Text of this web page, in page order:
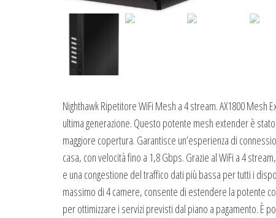
Nighthawk Ripetitore WiFi Mesh a 4 stream. AX1800 Mesh
ultima generazione. Questo potente mesh extender è
maggiore copertura. Garantisce un’esperienza di
casa, con velocità fino a 1,8 Gbps. Grazie al WiFi a 4
e una congestione del traffico dati più bassa per tutti i
massimo di 4 camere, consente di estendere la potente
per ottimizzare i servizi previsti dal piano a pagamento. È